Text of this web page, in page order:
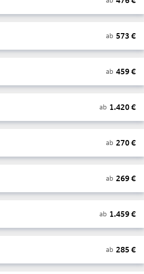
ab 573 €
ab 459€
ab 1.420€
ab 270€
ab 269€
ab 1.459€
ab 285 €